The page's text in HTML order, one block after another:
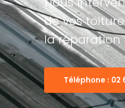
de vos
la réparation
Téléphone : 02